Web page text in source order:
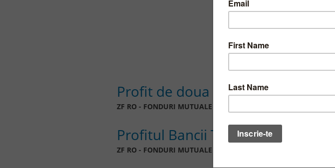
de
Profit de doua ori mai mic pentru
ZF RO - FONDURI MUTUALE
Profitul Bancii Transilvania a
ZF RO - FONDURI MUTUALE